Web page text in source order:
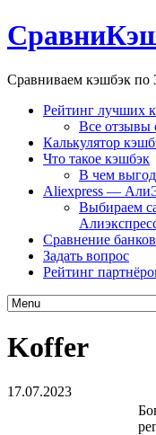
Сравниваем кэшбэк по
Рейтинг лучших
Все отзывы
Калькулятор
Что такое кэшбэк
В чем
Aliexpress —
Выбираем
Сравнение
Задать вопрос
Рейтинг
Koffer
17.07.2023